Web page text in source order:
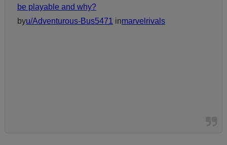
be playable and why?
byu/Adventurous-Bus5471 inmarvelrivals